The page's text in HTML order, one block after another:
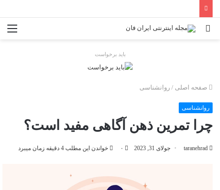
جستجو
باید برخواست
صفحه اصلی / روانشناسی
روانشناسی
چرا تمرین ذهن آگاهی مفید است؟
taranehrad جولای 31, 2023 ۰ خواندن این مطلب 4 دقیقه زمان میبرد